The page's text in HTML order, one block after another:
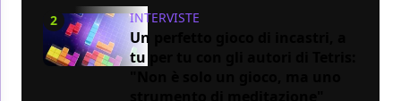
2 INTERVISTE
Un perfetto gioco di incastri, a
tu per tu con gli autori di Tetris: